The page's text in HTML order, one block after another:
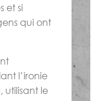
et si
qui ont
l’ironie
utilisant le